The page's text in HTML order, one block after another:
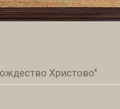
Христово"